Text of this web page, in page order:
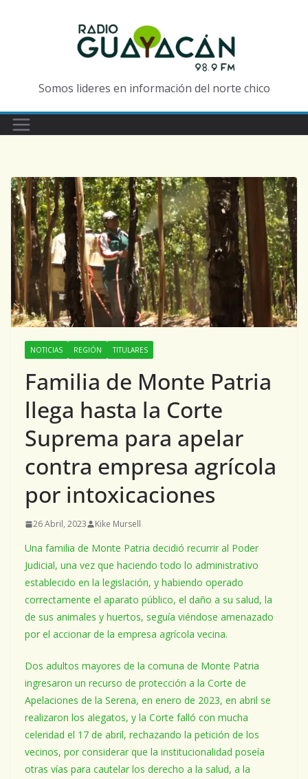
Somos lideres en información del norte chico
NOTICIAS REGIÓN TITULARES
Familia de Monte Patria
llega hasta la Corte
Suprema para apelar
contra empresa agrícola
por intoxicaciones
26 Abril, 2023 Kike Mursell
Una familia de Monte Patria decidió recurrir al Poder
Judicial, una vez que haciendo todo lo administrativo
establecido en la legislación, y habiendo operado
correctamente el aparato público, el daño a su salud, la
de sus animales y huertos, seguía viéndose amenazado
por el accionar de la empresa agrícola vecina.
Dos adultos mayores de la comuna de Monte Patria
ingresaron un recurso de protección a la Corte de
Apelaciones de la Serena, en enero de 2023, en abril se
realizaron los alegatos, y la Corte falló con mucha
celeridad el 17 de abril, rechazando la petición de los
vecinos, por considerar que la institucionalidad poseía
otras vías para cautelar los derecho a la salud, a la